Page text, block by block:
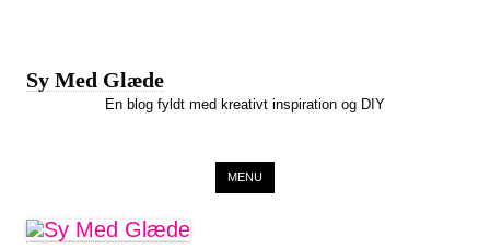
Sy Med Glæde
En blog fyldt med kreativt inspiration og DIY
MENU